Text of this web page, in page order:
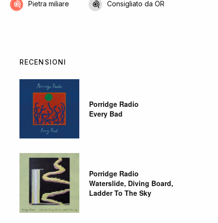
Pietra miliare Consigliato da OR
RECENSIONI
Porridge Radio
Every Bad
Porridge Radio
Waterslide, Diving Board,
Ladder To The Sky